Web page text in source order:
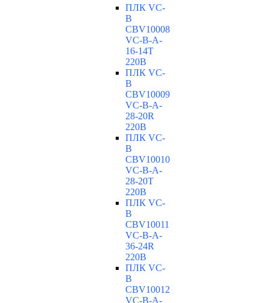
ПЛК VC-
B
CBV10008
VC-В-A-
16-14T
220В
ПЛК VC-
B
CBV10009
VC-В-A-
28-20R
220В
ПЛК VC-
B
CBV10010
VC-В-A-
28-20T
220В
ПЛК VC-
B
CBV10011
VC-В-A-
36-24R
220В
ПЛК VC-
B
CBV10012
VC-В-A-